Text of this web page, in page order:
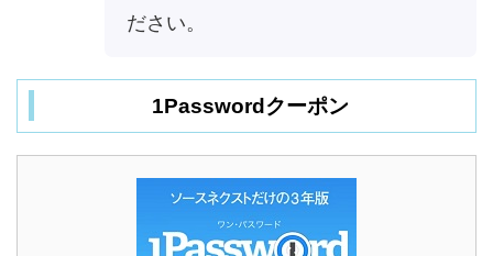
ださい。
1Passwordクーポン